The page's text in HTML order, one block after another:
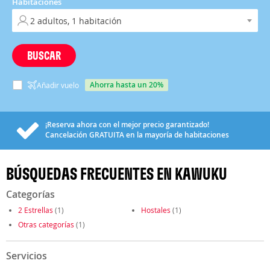
BUSCAR
Añadir vuelo ahorra hasta un 20%
¡Reserva ahora con el mejor precio garantizado!
Cancelación GRATUITAen la mayoría de habitaciones
BÚSQUEDAS FRECUENTES EN KAWUKU
Categorías
2 Estrellas (1) Hostales (1)
Otras categorías (1)
Servicios